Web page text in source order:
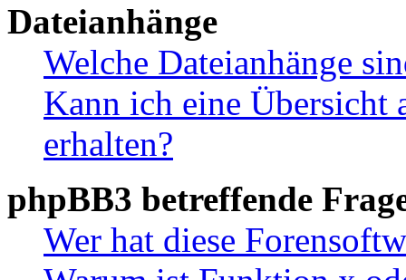
Dateianhänge
Welche Dateianhänge
Kann ich eine Übersicht
erhalten?
phpBB3 betreffende
Wer hat diese